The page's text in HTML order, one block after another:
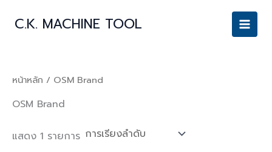
C.K. MACHINE TOOL
หน้าหลัก / OSM Brand
OSM Brand
แสดง 1 รายการ